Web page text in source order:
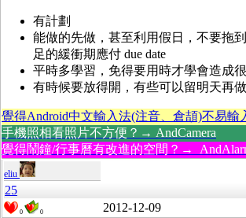
有計劃
能做的先做，甚至利用假日，不要拖
足的緩衝期應付 due date
平時多學習，免得要用時才學會造成
有時候要放得開，有些可以留明天再做
覺得Android中文輸入法(注音、倉頡)不易輸
手機照相看照片不方便？→ AndCamera
覺得鬧鐘/行事曆有改進的空間？→
eliu
25
0 0 2012-12-09